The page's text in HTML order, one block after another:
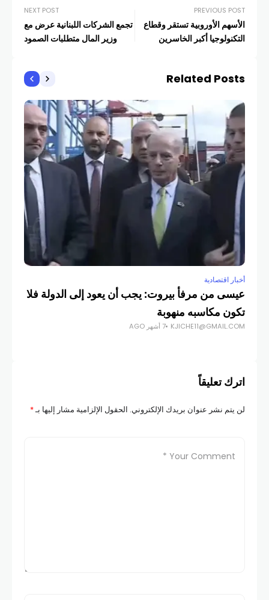
PREVIOUS POST
الأسهم الأوروبية تستقر وقطاع
التكنولوجيا أكبر الخاسرين
NEXT POST
تجمع الشركات اللبنانية عرض مع
وزير المال متطلبات الصمود
Related Posts
أخبار اقتصادية
عيسى من مرفأ بيروت: يجب أن يعود إلى الدولة فلا
تكون مكاسبه منهوبة
KJICHE11@GMAIL.COM 7 أشهر AGO
اترك تعليقاً
لن يتم نشر عنوان بريدك الإلكتروني. الحقول الإلزامية مشار إليها بـ*